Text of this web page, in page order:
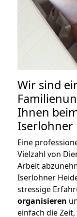
Wir sind
Ihnen
Iserlohner
Eine
Vielzahl von
Arbeit
Iserlohner
stressige
organisieren
einfach die